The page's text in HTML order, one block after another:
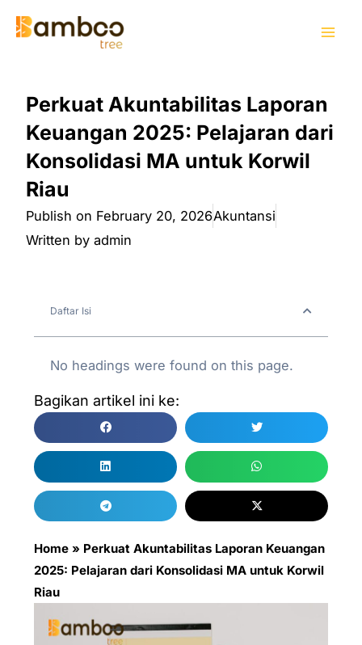
Perkuat Akuntabilitas Laporan
Keuangan 2025: Pelajaran dari
Konsolidasi MA untuk Korwil
Riau
Publish on February 20, 2026Akuntansi
Written by admin
Daftar Isi
No headings were found on this page.
Bagikan artikel ini ke:
Home » Perkuat Akuntabilitas Laporan Keuangan
2025: Pelajaran dari Konsolidasi MA untuk Korwil
Riau